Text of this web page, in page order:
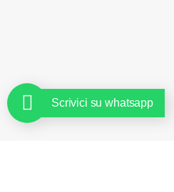
Scrivici su whatsapp